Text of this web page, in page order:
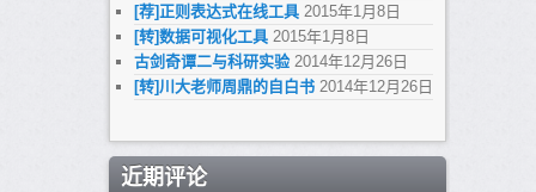
[荐]正则表达式在线工具 2015年1月8日
[转]数据可视化工具 2015年1月8日
古剑奇谭二与科研实验 2014年12月26日
[转]川大老师周鼎的自白书 2014年12月26日
近期评论